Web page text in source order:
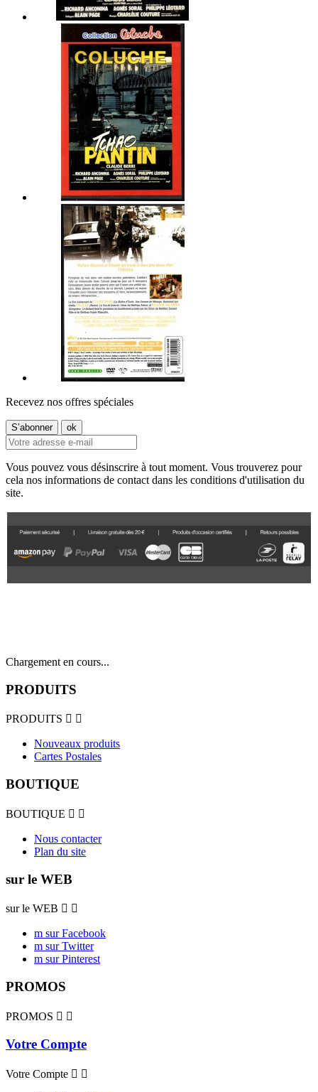
Recevez nos offres spéciales
Vous pouvez vous désinscrire à tout moment. Vous trouverez pour
cela nos informations de contact dans les conditions d'utilisation du
site.
Chargement en cours...
PRODUITS
PRODUITS  
Nouveaux produits
Cartes Postales
BOUTIQUE
BOUTIQUE  
Nous contacter
Plan du site
sur le WEB
sur le WEB  
m sur Facebook
m sur Twitter
m sur Pinterest
PROMOS
PROMOS  
Votre Compte
Votre Compte  